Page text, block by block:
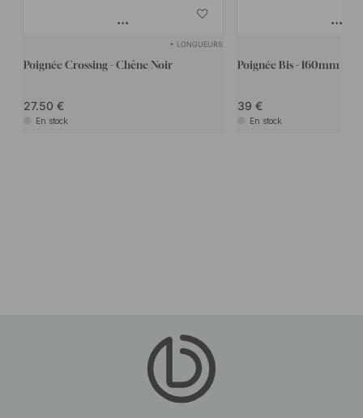
+ LONGUEURS
Poignée Crossing - Chêne/Noir
27.50
En stock
Poignée Bis - 160mm -
39
En stock